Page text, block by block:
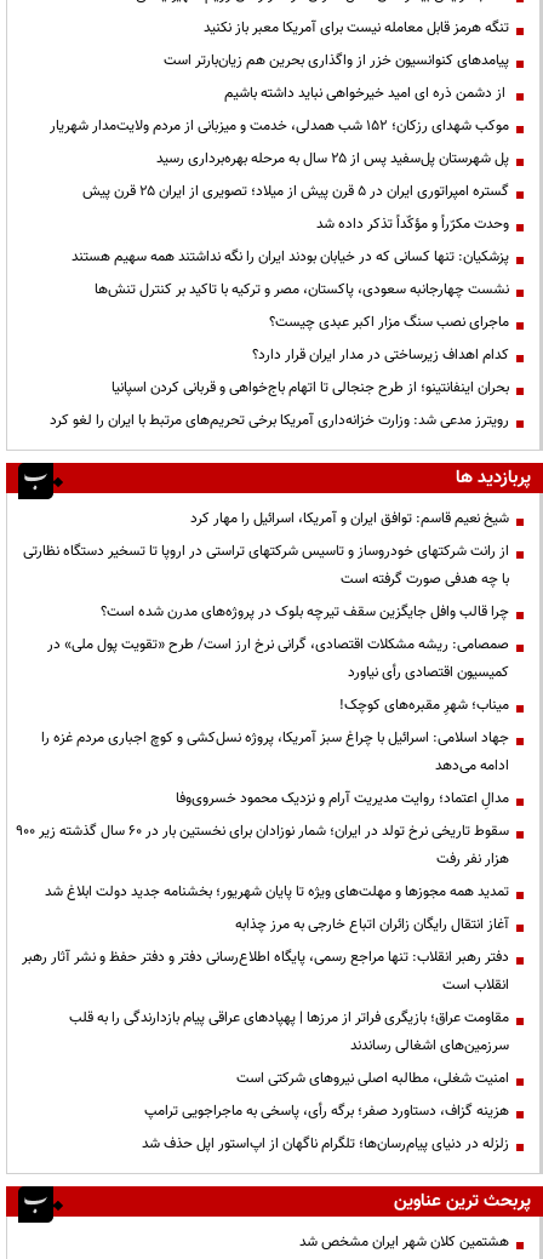
تنگه هرمز قابل معامله نیست برای آمریکا معبر باز نکنید
پیامدهای کنوانسیون خزر از واگذاری بحرین هم زیان‌بارتر است
از دشمن ذره ای امید خیرخواهی نباید داشته باشیم
موکب شهدای رزکان؛ ۱۵۲ شب همدلی، خدمت و میزبانی از مردم ولایت‌مدار شهریار
پل شهرستان پل‌سفید پس از ۲۵ سال به مرحله بهره‌برداری رسید
گستره امپراتوری ایران در ۵ قرن پیش از میلاد؛ تصویری از ایران ۲۵ قرن پیش
وحدت مکرّراً و مؤکّداً تذکر داده شد
پزشکیان: تنها کسانی که در خیابان بودند ایران را نگه نداشتند همه سهیم هستند
نشست چهارجانبه سعودی، پاکستان، مصر و ترکیه با تاکید بر کنترل تنش‌ها
ماجرای نصب سنگ مزار اکبر عبدی چیست؟
کدام اهداف زیرساختی در مدار ایران قرار دارد؟
بحران اینفانتینو؛ از طرح جنجالی تا اتهام باج‌خواهی و قربانی کردن اسپانیا
رویترز مدعی شد: وزارت خزانه‌داری آمریکا برخی تحریم‌های مرتبط با ایران را لغو کرد
پربازدید ها
شیخ نعیم قاسم: توافق ایران و آمریکا، اسرائیل را مهار کرد
از رانت‌ شرکتهای خودروساز و تاسیس شرکتهای تراستی در اروپا تا تسخیر دستگاه نظارتی
با چه هدفی صورت گرفته است
چرا قالب وافل جایگزین سقف تیرچه بلوک در پروژه‌های مدرن شده است؟
صمصامی: ریشه مشکلات اقتصادی، گرانی نرخ ارز است/ طرح «تقویت پول ملی» در
کمیسیون اقتصادی رأی نیاورد
میناب؛ شهرِ مقبره‌های کوچک!
جهاد اسلامی: اسرائیل با چراغ سبز آمریکا، پروژه نسل‌کشی و کوچ اجباری مردم غزه را
ادامه می‌دهد
مدالِ اعتماد؛ روایت مدیریت آرام و نزدیک محمود خسروی‌وفا
سقوط تاریخی نرخ تولد در ایران؛ شمار نوزادان برای نخستین بار در ۶۰ سال گذشته زیر ۹۰۰
هزار نفر رفت
تمدید همه مجوزها و مهلت‌های ویژه تا پایان شهریور؛ بخشنامه جدید دولت ابلاغ شد
آغاز انتقال رایگان زائران اتباع خارجی به مرز چذابه
دفتر رهبر انقلاب: تنها مراجع رسمی، پایگاه اطلاع‌رسانی دفتر و دفتر حفظ و نشر آثار رهبر
انقلاب است
مقاومت عراق؛ بازیگری فراتر از مرزها | پهپادهای عراقی پیام بازدارندگی را به قلب
سرزمین‌های اشغالی رساندند
‌امنیت شغلی، مطالبه اصلی نیروهای شرکتی است
هزینه گزاف، دستاورد صفر؛ برگه رأی، پاسخی به ماجراجویی ترامپ
زلزله در دنیای پیام‌رسان‌ها؛ تلگرام ناگهان از اپ‌استور اپل حذف شد
پربحث ترین عناوین
هشتمین کلان شهر ایران مشخص شد